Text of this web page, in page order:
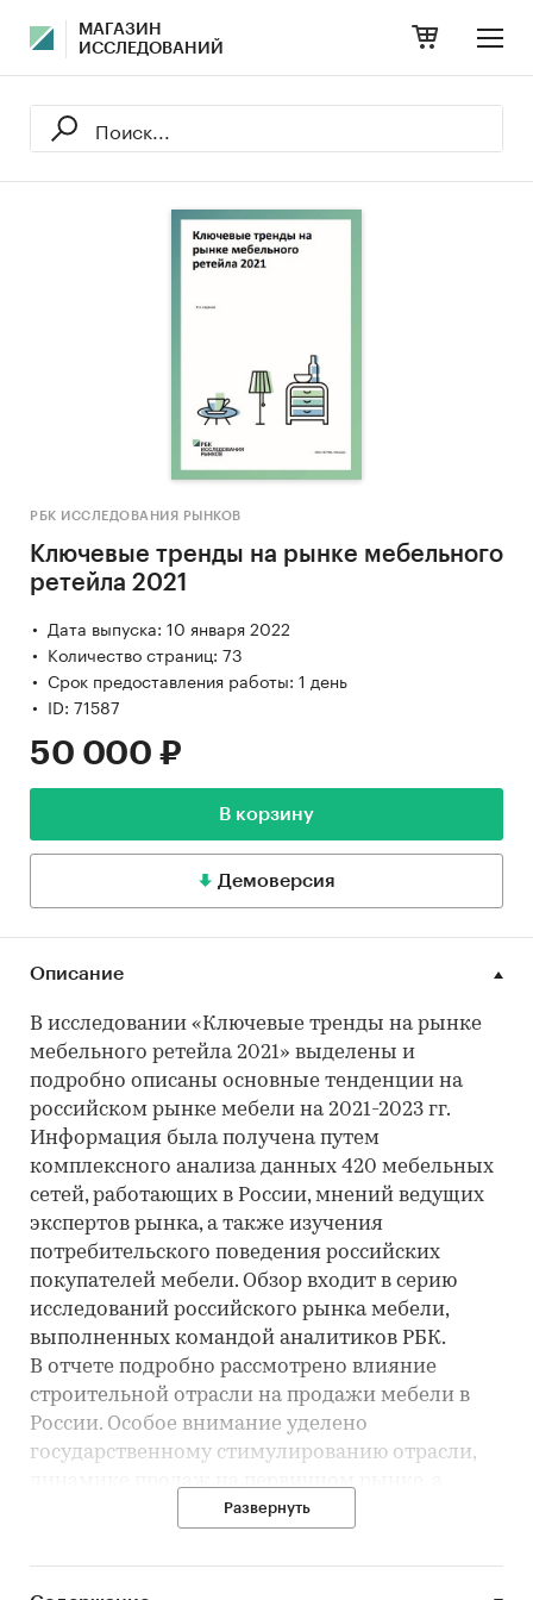
МАГАЗИН
ИССЛЕДОВАНИЙ
РБК ИССЛЕДОВАНИЯ РЫНКОВ
Ключевые тренды на рынке мебельного
ретейла 2021
Дата выпуска: 10 января 2022
Количество страниц: 73
Срок предоставления работы: 1 день
ID: 71587
50 000 ₽
В корзину
Демоверсия
Описание
В исследовании «Ключевые тренды на рынке
мебельного ретейла 2021» выделены и
подробно описаны основные тенденции на
российском рынке мебели на 2021-2023 гг.
Информация была получена путем
комплексного анализа данных 420 мебельных
сетей, работающих в России, мнений ведущих
экспертов рынка, а также изучения
потребительского поведения российских
покупателей мебели. Обзор входит в серию
исследований российского рынка мебели,
выполненных командой аналитиков РБК.
В отчете подробно рассмотрено влияние
строительной отрасли на продажи мебели в
России. Особое внимание уделено
государственному стимулированию отрасли,
динамике продаж на первичном рынке, а
также рынку жилищного кредитования,
рост в связи с субсидированием ставок по
Развернуть